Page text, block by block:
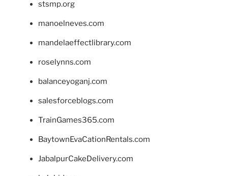
stsmp.org
manoelneves.com
mandelaeffectlibrary.com
roselynns.com
balanceyoganj.com
salesforceblogs.com
TrainGames365.com
BaytownEvaCationRentals.com
JabalpurCakeDelivery.com